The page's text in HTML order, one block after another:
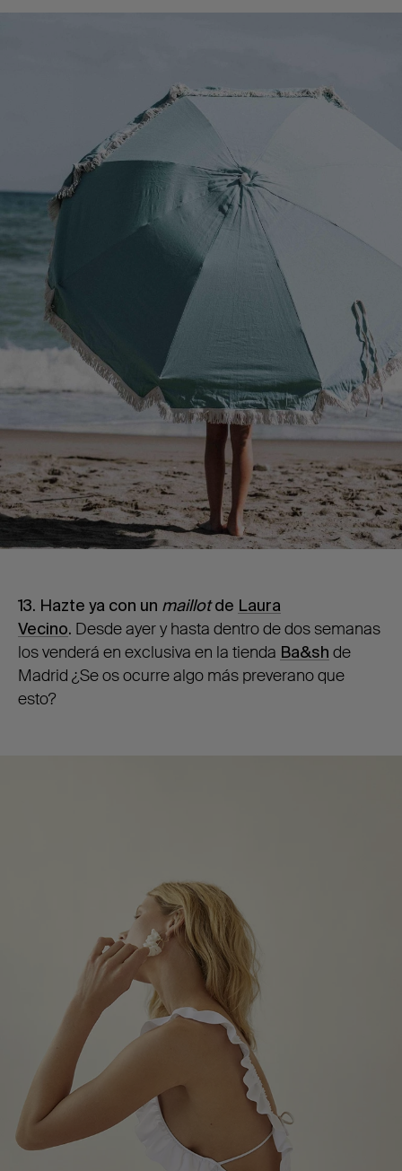
13. Hazte ya con un maillotde Laura
Vecino. Desde ayer y hasta dentro de dos semanas
los venderá en exclusiva en la tienda Ba&sh de
Madrid ¿Se os ocurre algo más preverano que
esto?